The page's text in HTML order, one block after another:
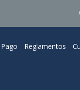
Reglamentos